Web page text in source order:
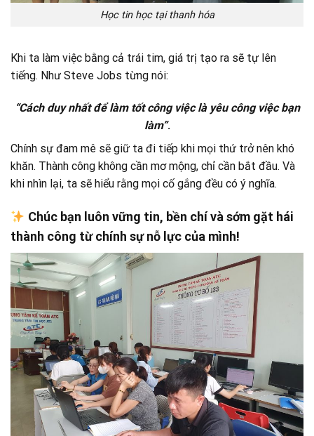
Học tin học tại thanh hóa
Khi ta làm việc bằng cả trái tim, giá trị tạo ra sẽ tự lên
tiếng. Như Steve Jobs từng nói:
“Cách duy nhất để làm tốt công việc là yêu công việc bạn
làm”.
Chính sự đam mê sẽ giữ ta đi tiếp khi mọi thứ trở nên khó
khăn. Thành công không cần mơ mộng, chỉ cần bắt đầu. Và
khi nhìn lại, ta sẽ hiểu rằng mọi cố gắng đều có ý nghĩa.
Chúc bạn luôn vững tin, bền chí và sớm gặt hái
thành công từ chính sự nỗ lực của mình!